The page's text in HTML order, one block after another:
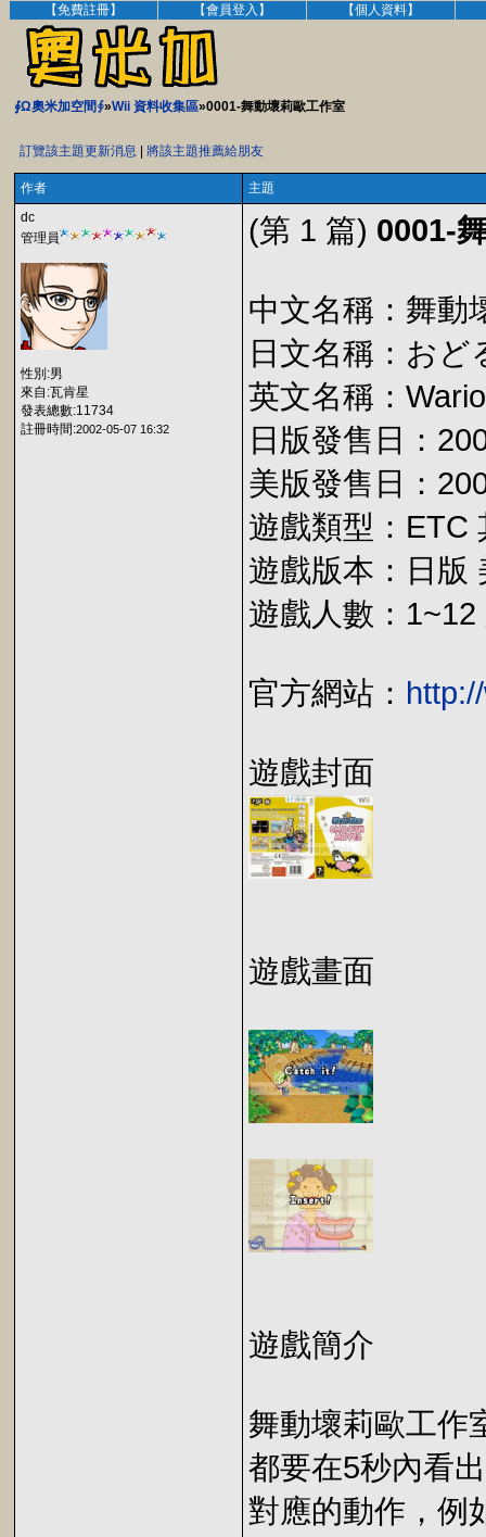
【免費註冊】 【會員登入】 【個人資料】
∮Ω奧米加空間∮»Wii 資料收集區»0001-舞動壞莉歐工作室
訂覽該主題更新消息 將該主題推薦給朋友
作者
主題
dc
管理員
性別:男
來自:瓦肯星
發表總數:11734
註冊時間:2002-05-07 16:32
(第 1 篇) 0001-
中文名稱：舞動
日文名稱：お
英文名稱：
日版發售日：
美版發售日：
遊戲類型：ETC
遊戲版本：日版
遊戲人數：
官方網站：
遊戲封面
遊戲畫面
遊戲簡介
舞動壞莉歐工作
都要在5秒內看
對應的動作，例